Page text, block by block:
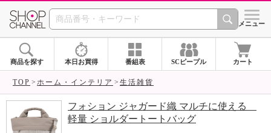
SHOP CHANNEL シメニュー
商品を探す 本日お買得 番組表 SCピープル カート
TOP ホーム・インテリア 生活雑貨
フォション ジャガード織 マルチに使える
軽量 ショルダートートバッグ